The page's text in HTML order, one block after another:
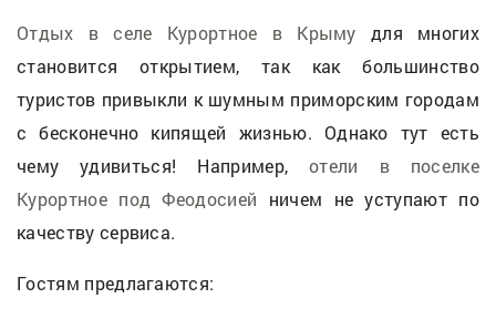
Отдых в селе Курортное в Крыму для многих
становится открытием, так как большинство
туристов привыкли к шумным приморским городам
с бесконечно кипящей жизнью. Однако тут есть
чему удивиться! Например,отели в поселке
Курортное под Феодосией ничем не уступают по
качеству сервиса.
Гостям предлагаются: